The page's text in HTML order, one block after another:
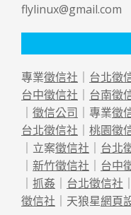
flylinux@gmail.com
專業徵信社 台北徵
台中徵信社
台南徵
徵信公司 ｜專業徵
台北徵信社
桃園徵
｜立案徵信社 台北
新竹徵信社 台中
抓姦 台北徵信社
徵信社 ｜天狼星網頁